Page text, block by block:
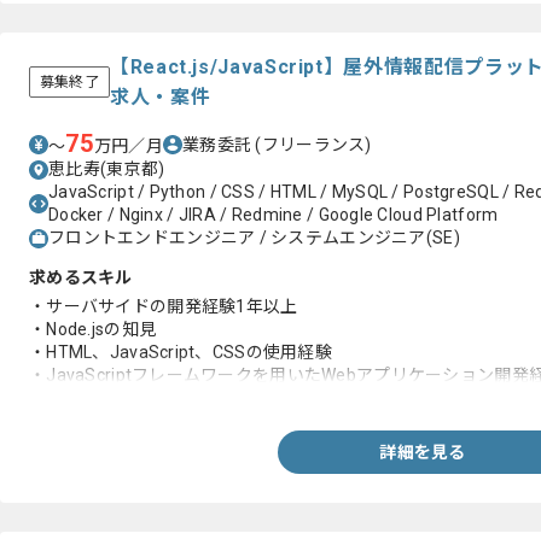
募集終了
【React.js/JavaScript】屋外情報配信プラッ
求人・案件
〜75万円／月 業務委託(フリーランス)
恵比寿(東京都)
JavaScript / Python / CSS / HTML / MySQL / PostgreSQL /
Docker / Nginx / JIRA / Redmine / Google Cloud Platform
フロントエンドエンジニア / システムエンジニア(SE)
求めるスキル
・サーバサイドの開発経験1年以上
・Node.jsの知見
・HTML、JavaScript、CSSの使用経験
・JavaScriptフレームワークを用いたWebアプリケーション開発
詳細を見る